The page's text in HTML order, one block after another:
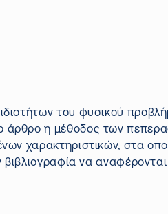
του φυσικού
η μέθοδος των
χαρακτηριστικών, στα
να